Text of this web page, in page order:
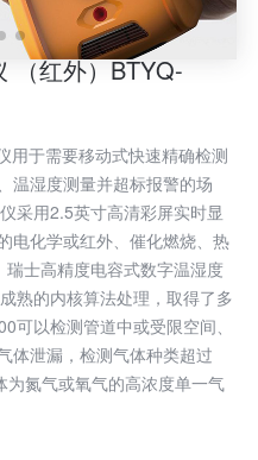
（红外）BTYQ-
用于需要移动式快速精确检测
温湿度测量并超标报警的场
采用2.5英寸高清彩屏实时显
电化学或红外、催化燃烧、热
士高精度电容式数字温湿度
熟的内核算法处理，取得了多
可以检测管道中或受限空间、
体泄漏，检测气体种类超过
氮气或氧气的高浓度单一气